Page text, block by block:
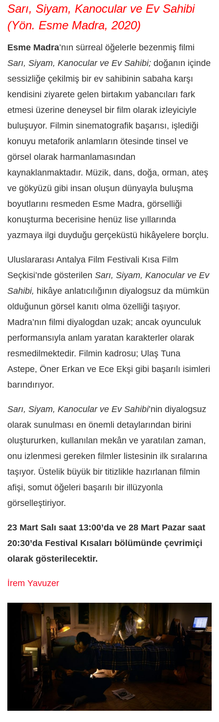
Sarı, Siyam, Kanocular ve Ev Sahibi
(Yön. Esme Madra, 2020)
Esme Madra’nın sürreal öğelerle bezenmiş filmi
Sarı, Siyam, Kanocular ve Ev Sahibi; doğanın içinde
sessizliğe çekilmiş bir ev sahibinin sabaha karşı
kendisini ziyarete gelen birtakım yabancıları fark
etmesi üzerine deneysel bir film olarak izleyiciyle
buluşuyor. Filmin sinematografik başarısı, işlediği
konuyu metaforik anlamların ötesinde tinsel ve
görsel olarak harmanlamasından
kaynaklanmaktadır. Müzik, dans, doğa, orman, ateş
ve gökyüzü gibi insan oluşun dünyayla buluşma
boyutlarını resmeden Esme Madra, görselliği
konuşturma becerisine henüz lise yıllarında
yazmaya ilgi duyduğu gerçeküstü hikâyelere borçlu.
Uluslararası Antalya Film Festivali Kısa Film
Seçkisi’nde gösterilen Sarı, Siyam, Kanocular ve Ev
Sahibi, hikâye anlatıcılığının diyalogsuz da mümkün
olduğunun görsel kanıtı olma özelliği taşıyor.
Madra’nın filmi diyalogdan uzak; ancak oyunculuk
performansıyla anlam yaratan karakterler olarak
resmedilmektedir. Filmin kadrosu; Ulaş Tuna
Astepe, Öner Erkan ve Ece Ekşi gibi başarılı isimleri
barındırıyor.
Sarı, Siyam, Kanocular ve Ev Sahibi’nin diyalogsuz
olarak sunulması en önemli detaylarından birini
oluştururken, kullanılan mekân ve yaratılan zaman,
onu izlenmesi gereken filmler listesinin ilk sıralarına
taşıyor. Üstelik büyük bir titizlikle hazırlanan filmin
afişi, somut öğeleri başarılı bir illüzyonla
görselleştiriyor.
23 Mart Salı saat 13:00’da ve 28 Mart Pazar saat
20:30’da Festival Kısaları bölümünde çevrimiçi
olarak gösterilecektir.
İrem Yavuzer